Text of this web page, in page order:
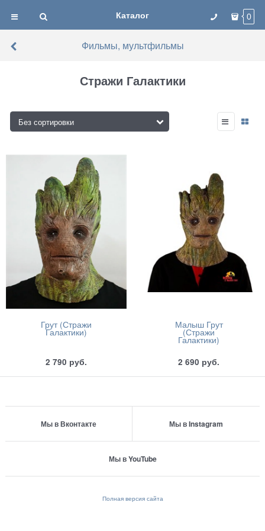
Каталог 0
Фильмы, мультфильмы
Стражи Галактики
Грут (Стражи
Галактики)
2 790 руб.
Малыш Грут
(Стражи
Галактики)
2 690 руб.
Мы в Вконтакте Мы в Instagram
Мы в YouTube
Полная версия сайта